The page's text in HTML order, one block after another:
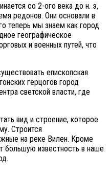
со 2-ого века до н. э,
редонов. Они основали в
теперь мы знаем как город
географическое
и военных путей, что
епископская
герцогов город
светской власти, где
вид и строение, которое
Строится
на реке Вилен. Кроме
большую известность в наше